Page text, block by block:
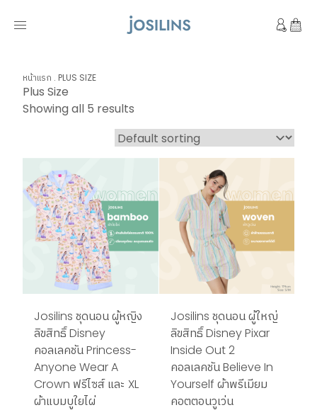
หน้าแรก . PLUS SIZE
Plus Size
Showing all 5 results
Josilins ชุดนอน ผู้หญิง
ลิขสิทธิ์ Disney
คอลเลคชัน Princess-
Anyone Wear A
Crown ฟรีไซส์ และ XL
ผ้าแบมบูใยไผ่
Josilins ชุดนอน ผู้ใหญ่
ลิขสิทธิ์ Disney Pixar
Inside Out 2
คอลเลคชัน Believe In
Yourself ผ้าพรีเมียม
คอตตอนวูเว่น